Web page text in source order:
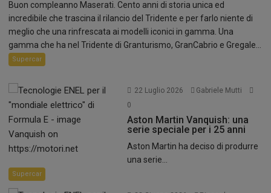
Buon compleanno Maserati. Cento anni di storia unica ed
incredibile che trascina il rilancio del Tridente e per farlo niente di
meglio che una rinfrescata ai modelli iconici in gamma. Una
gamma che ha nel Tridente di Granturismo, GranCabrio e Gregale...
Supercar
22 Luglio 2026
Gabriele Mutti
0
Aston Martin Vanquish: una
serie speciale per i 25 anni
Aston Martin ha deciso di produrre
una serie...
Supercar